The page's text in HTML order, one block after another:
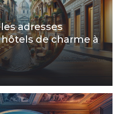
adresses
de charme à